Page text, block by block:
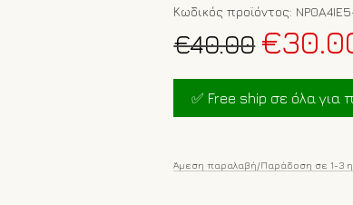
Κωδικός προϊόντος:
€40.00 Original
price
was:
€40.00.
€
✅ Free ship σε όλα για
Άμεση παραλαβή/Παράδοση σε 1-3